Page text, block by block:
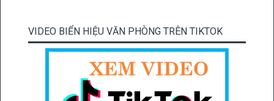
VIDEO BIỂN HIỆU VĂN PHÒNG TRÊN TIKTOK